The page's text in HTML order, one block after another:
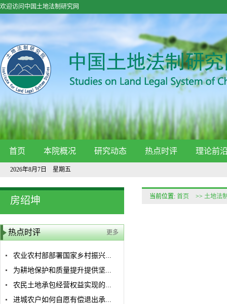
欢迎访问中国土地法制研究网
首页 本院概况 研究动态 热点时评 理论前
2026年8月7日 星期五
房绍坤
热点时评 更多
农业农村部部署国家乡村振兴...
为耕地保护和质量提升提供坚...
农民土地承包经营权益实现的...
进城农户如何自愿有偿退出承...
当前位置: 首页 >> 土地法